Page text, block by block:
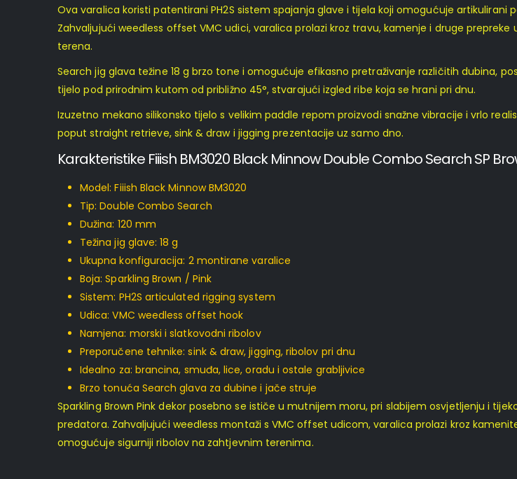
Ova varalica koristi patentirani PH2S sistem spajanja glave i tijela koji omogućuje artikulirani
Zahvaljujući weedless offset VMC udici, varalica prolazi kroz travu, kamenje i druge
terena.
Search jig glava težine 18 g brzo tone i omogućuje efikasno pretraživanje različitih dubina,
tijelo pod prirodnim kutom od približno 45°, stvarajući izgled ribe koja se hrani pri dnu.
Izuzetno mekano silikonsko tijelo s velikim paddle repom proizvodi snažne vibracije i vrlo
poput straight retrieve, sink & draw i jigging prezentacije uz samo dno.
Karakteristike Fiiish BM3020 Black Minnow Double Combo Search SP
Model: Fiiish Black Minnow BM3020
Tip: Double Combo Search
Dužina: 120 mm
Težina jig glave: 18 g
Ukupna konfiguracija: 2 montirane varalice
Boja: Sparkling Brown / Pink
Sistem: PH2S articulated rigging system
Udica: VMC weedless offset hook
Namjena: morski i slatkovodni ribolov
Preporučene tehnike: sink & draw, jigging, ribolov pri dnu
Idealno za: brancina, smuđa, lice, oradu i ostale grabljivice
Brzo tonuća Search glava za dubine i jače struje
Sparkling Brown Pink dekor posebno se ističe u mutnijem moru, pri slabijem osvjetljenju i
predatora. Zahvaljujući weedless montaži s VMC offset udicom, varalica prolazi kroz
omogućuje sigurniji ribolov na zahtjevnim terenima.